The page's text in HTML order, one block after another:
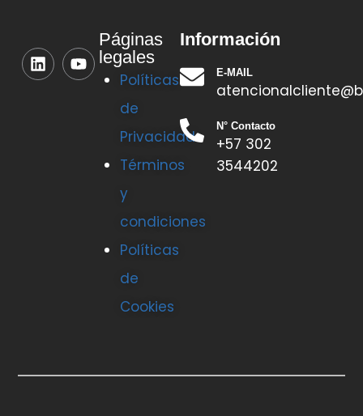
Páginas
legales
Políticas
de
Privacidad
Términos
y
condiciones
Políticas
de
Cookies
Información
E-MAIL
N° Contacto
+57 302
3544202